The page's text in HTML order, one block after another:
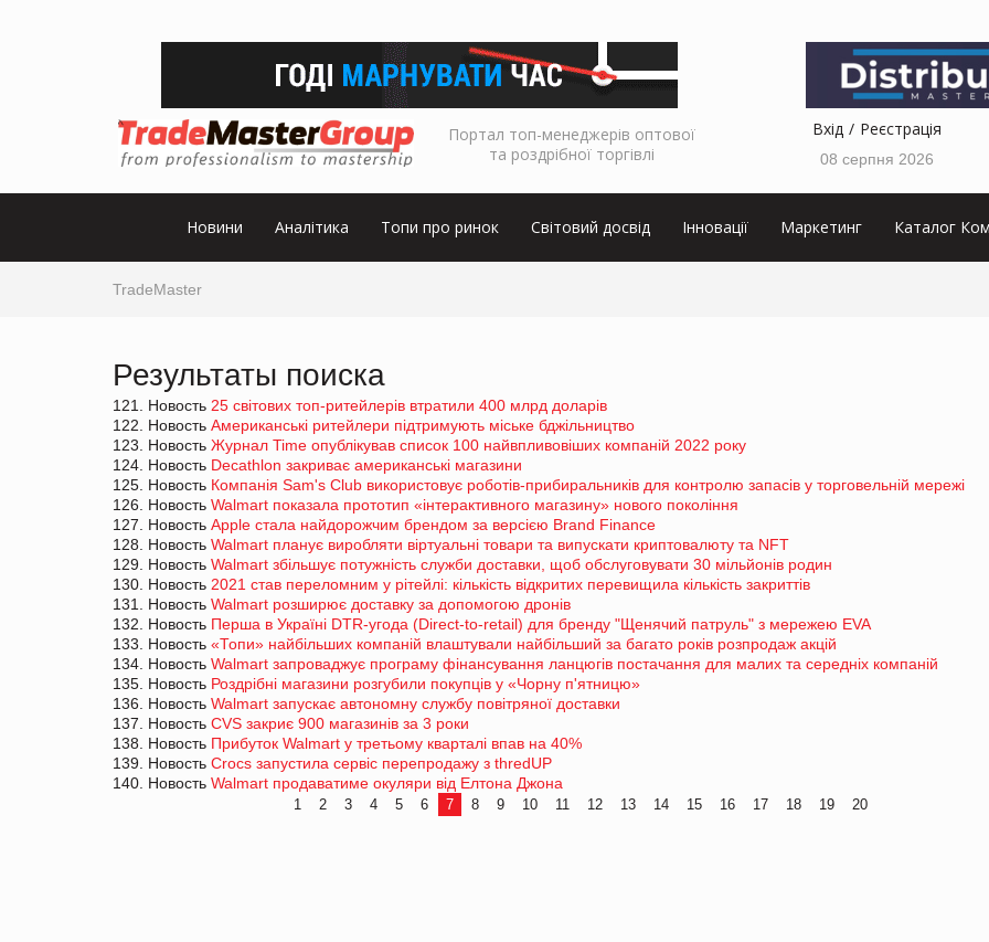
Портал топ-менеджерів оптової
та роздрібної торгівлі
Вхід Реєстрація
08 серпня 2026
Новини Аналітика Топи про ринок Світовий досвід Інновації Маркетинг Каталог
TradeMaster
Результаты поиска
121. Новость 25 світових топ-ритейлерів втратили 400 млрд доларів
122. Новость Американські ритейлери підтримують міське бджільництво
123. Новость Журнал Time опублікував список 100 найвпливовіших компаній 2022 року
124. Новость Decathlon закриває американські магазини
125. Новость Компанія Sam's Club використовує роботів-прибиральників для контролю запасів у торговельній мережі
126. Новость Walmart показала прототип «інтерактивного магазину» нового покоління
127. Новость Apple стала найдорожчим брендом за версією Brand Finance
128. Новость Walmart планує виробляти віртуальні товари та випускати криптовалюту та NFT
129. Новость Walmart збільшує потужність служби доставки, щоб обслуговувати 30 мільйонів родин
130. Новость 2021 став переломним у рітейлі: кількість відкритих перевищила кількість закриттів
131. Новость Walmart розширює доставку за допомогою дронів
132. Новость Перша в Україні DTR-угода (Direct-to-retail) для бренду "Щенячий патруль" з мережею EVA
133. Новость «Топи» найбільших компаній влаштували найбільший за багато років розпродаж акцій
134. Новость Walmart запроваджує програму фінансування ланцюгів постачання для малих та середніх компаній
135. Новость Роздрібні магазини розгубили покупців у «Чорну п'ятницю»
136. Новость Walmart запускає автономну службу повітряної доставки
137. Новость CVS закриє 900 магазинів за 3 роки
138. Новость Прибуток Walmart у третьому кварталі впав на 40%
139. Новость Crocs запустила сервіс перепродажу з thredUP
140. Новость Walmart продаватиме окуляри від Елтона Джона
1 2 3 4 5 6 7 8 9 10 11 12 13 14 15 16 17 18 19 20